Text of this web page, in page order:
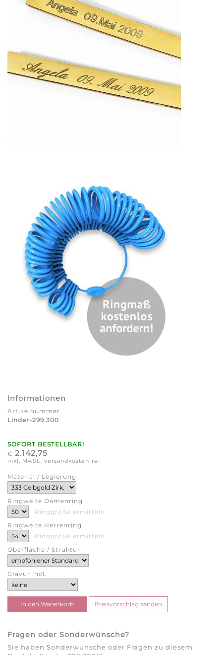
Informationen
Artikelnummer
Linder-299.300
SOFORT BESTELLBAR!
€ 2.142,75
inkl. MwSt., versandkostenfrei
Material / Legierung
Ringweite Damenring
Ringgröße ermitteln
Ringweite Herrenring
Ringgröße ermitteln
Oberfläche / Struktur
Gravur incl.
Fragen oder Sonderwünsche?
Sie haben Sonderwünsche oder Fragen zu diesem